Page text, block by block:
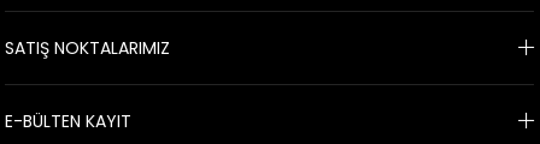
SATIŞ NOKTALARIMIZ
E-BÜLTEN KAYIT